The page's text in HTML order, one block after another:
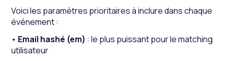
Voici les paramètres prioritaires à inclure dans chaque
événement :
• Email hashé (em) : le plus puissant pour le matching
utilisateur